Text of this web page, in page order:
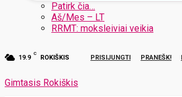
Patirk čia…
Aš/Mes – LT
RRMT: moksleiviai veikia
19.9
C
ROKIŠKIS PRISIJUNGTI PRANEŠK!
Gimtasis Rokiškis